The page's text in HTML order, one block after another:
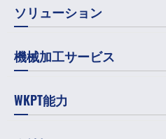
ソリューション
機械加工サービス
WKPT能力